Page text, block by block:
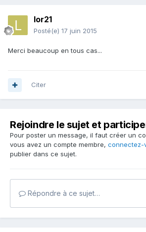
lor21
Posté(e) 17 juin 2015
Merci beaucoup en tous cas...
Citer
Rejoindre le sujet et
Pour poster un message, il faut créer un
vous avez un compte membre, connectez-
publier dans ce sujet.
Répondre à ce sujet…